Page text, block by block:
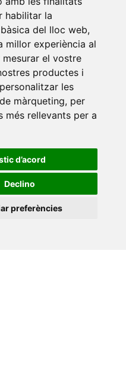
habilitar la
del lloc web,
millor experiència al
mesurar el vostre
productes i
les
màrqueting, per
més rellevants per a
d’acord
Declino
preferències
n